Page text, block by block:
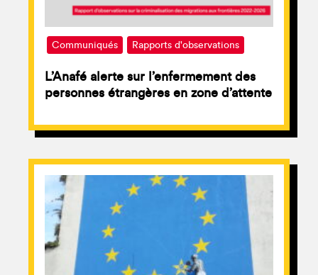
Communiqués Rapports d'observations
L’Anafé alerte sur l’enfermement des
personnes étrangères en zone d’attente